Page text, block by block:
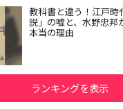
教科書と違う！江戸
説」の嘘と、水野忠邦
本当の理由
ランキングを表示